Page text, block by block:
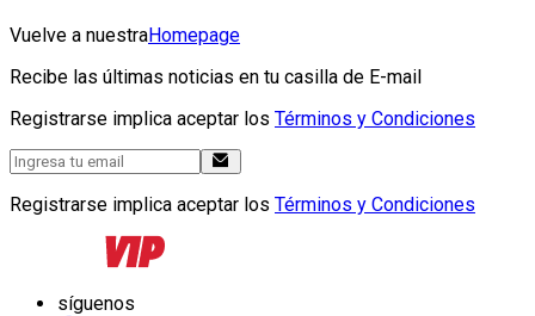
Vuelve a nuestraHomepage
Recibe las últimas noticias en tu casilla de E-mail
Registrarse implica aceptar los Términos y Condiciones
Registrarse implica aceptar los Términos y Condiciones
síguenos